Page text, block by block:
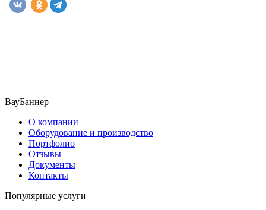
ВауБаннер
О компании
Оборудование и производство
Портфолио
Отзывы
Документы
Контакты
Популярные услуги